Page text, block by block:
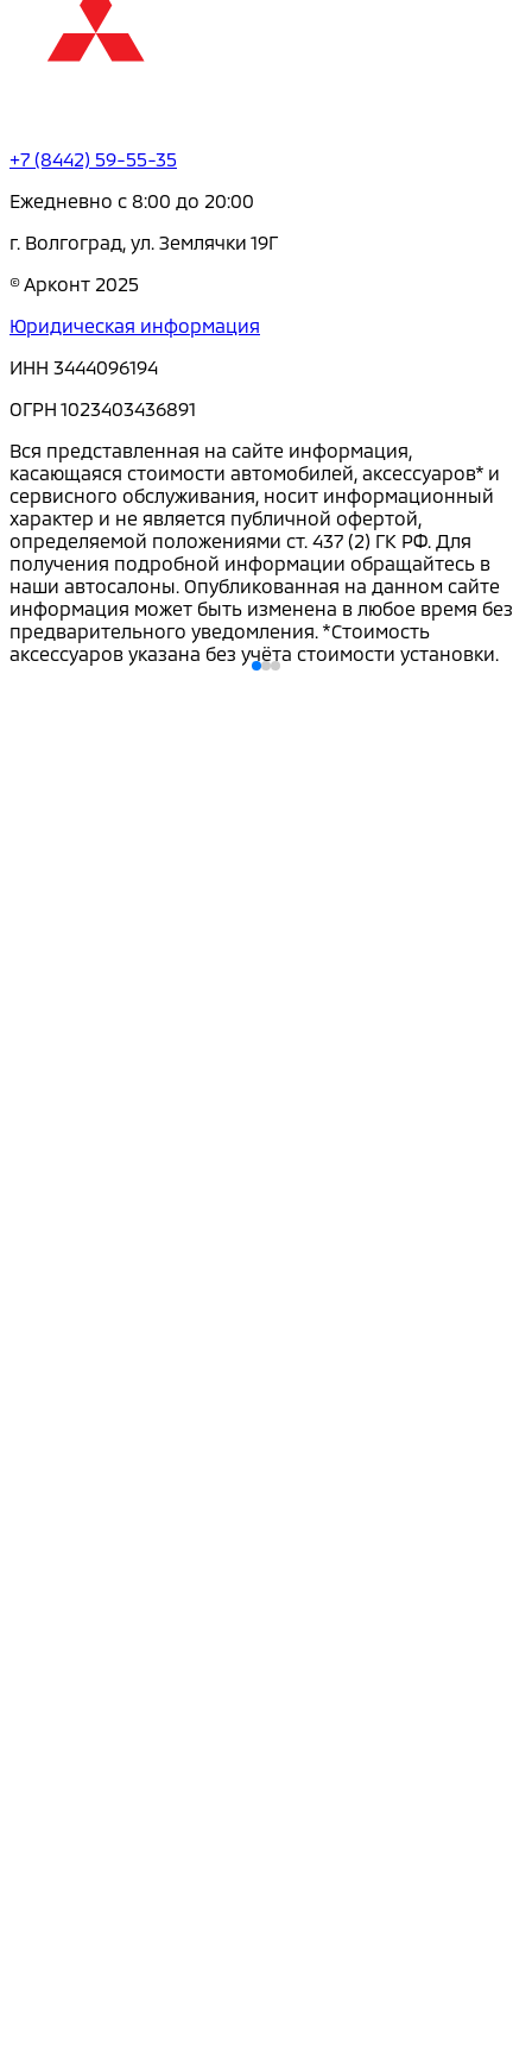
+7 (8442) 59-55-35
Ежедневно с 8:00 до 20:00
г. Волгоград, ул. Землячки 19Г
© Арконт 2025
Юридическая информация
ИНН 3444096194
ОГРН 1023403436891
Вся представленная на сайте информация,
касающаяся стоимости автомобилей, аксессуаров* и
сервисного обслуживания, носит информационный
характер и не является публичной офертой,
определяемой положениями ст. 437 (2) ГК РФ. Для
получения подробной информации обращайтесь в
наши автосалоны. Опубликованная на данном сайте
информация может быть изменена в любое время без
предварительного уведомления. *Стоимость
аксессуаров указана без учёта стоимости установки.